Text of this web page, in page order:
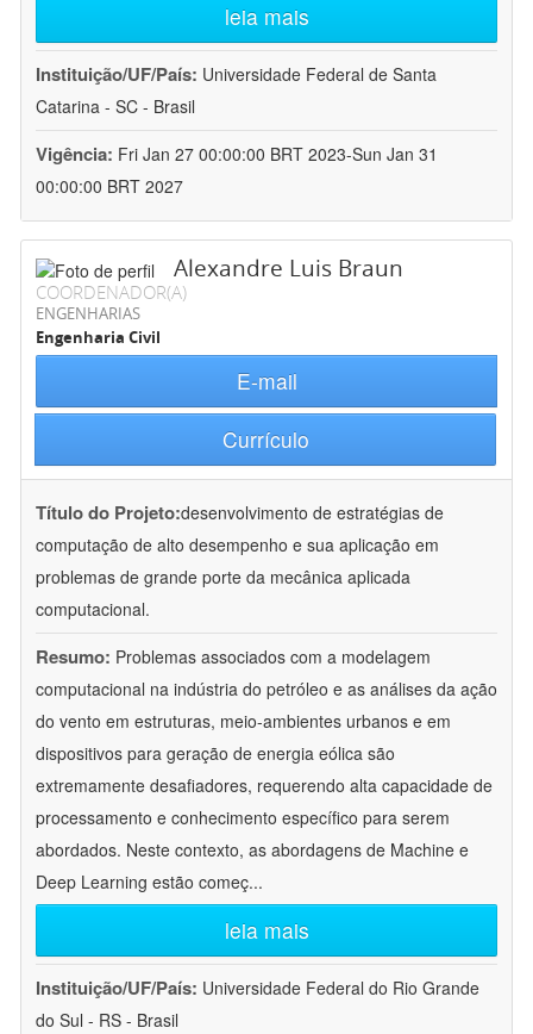
leia mais
Instituição/UF/País: Universidade Federal de Santa
Catarina - SC - Brasil
Vigência: Fri Jan 27 00:00:00 BRT 2023-Sun Jan 31
00:00:00 BRT 2027
Alexandre Luis Braun
COORDENADOR(A)
ENGENHARIAS
Engenharia Civil
E-mail
Currículo
Título do Projeto:desenvolvimento de estratégias de
computação de alto desempenho e sua aplicação em
problemas de grande porte da mecânica aplicada
computacional.
Resumo: Problemas associados com a modelagem
computacional na indústria do petróleo e as análises da ação
do vento em estruturas, meio-ambientes urbanos e em
dispositivos para geração de energia eólica são
extremamente desafiadores, requerendo alta capacidade de
processamento e conhecimento específico para serem
abordados. Neste contexto, as abordagens de Machine e
Deep Learning estão começ...
leia mais
Instituição/UF/País: Universidade Federal do Rio Grande
do Sul - RS - Brasil